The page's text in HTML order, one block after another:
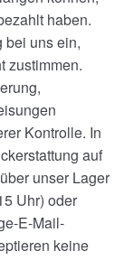
haben.
bei uns ein,
zustimmen.
Kontrolle. In
auf
unser Lager
Uhr) oder
E-Mail-
keine